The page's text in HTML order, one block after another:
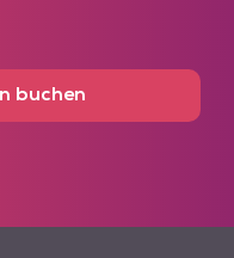
buchen